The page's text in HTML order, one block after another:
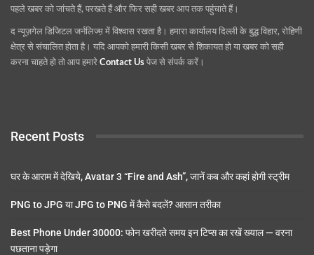
पहले खबर को जांचते हैं, परखते हैं और फिर सही खबर आप तक पहुंचाते हैं।
द न्यूज़गेल डिजिटल जर्नलिज्म़ में विश्वास रखता है। हमारा कार्यालय दिल्ली के बुद्ध विहार, रोहिणी
क्षेत्र से संचालित होता है। यदि आपको हमारी किसी खबर से शिकायत हो या खबर को सही
करना चाहते हो तो आप हमारेContact Usपेज से संपर्क करें।
Recent Posts
घर के आराम में देखिये, Avatar 3 “Fire and Ash”, जानें कब और कहां होगी स्ट्रीम
PNG to JPG या JPG to PNG में कैसे बदलें? आसान तरीका
Best Phone Under 30000: फोन खरीदते समय इन टिप्स का रखें ख्याल — वरना
पछताना पड़ेगा